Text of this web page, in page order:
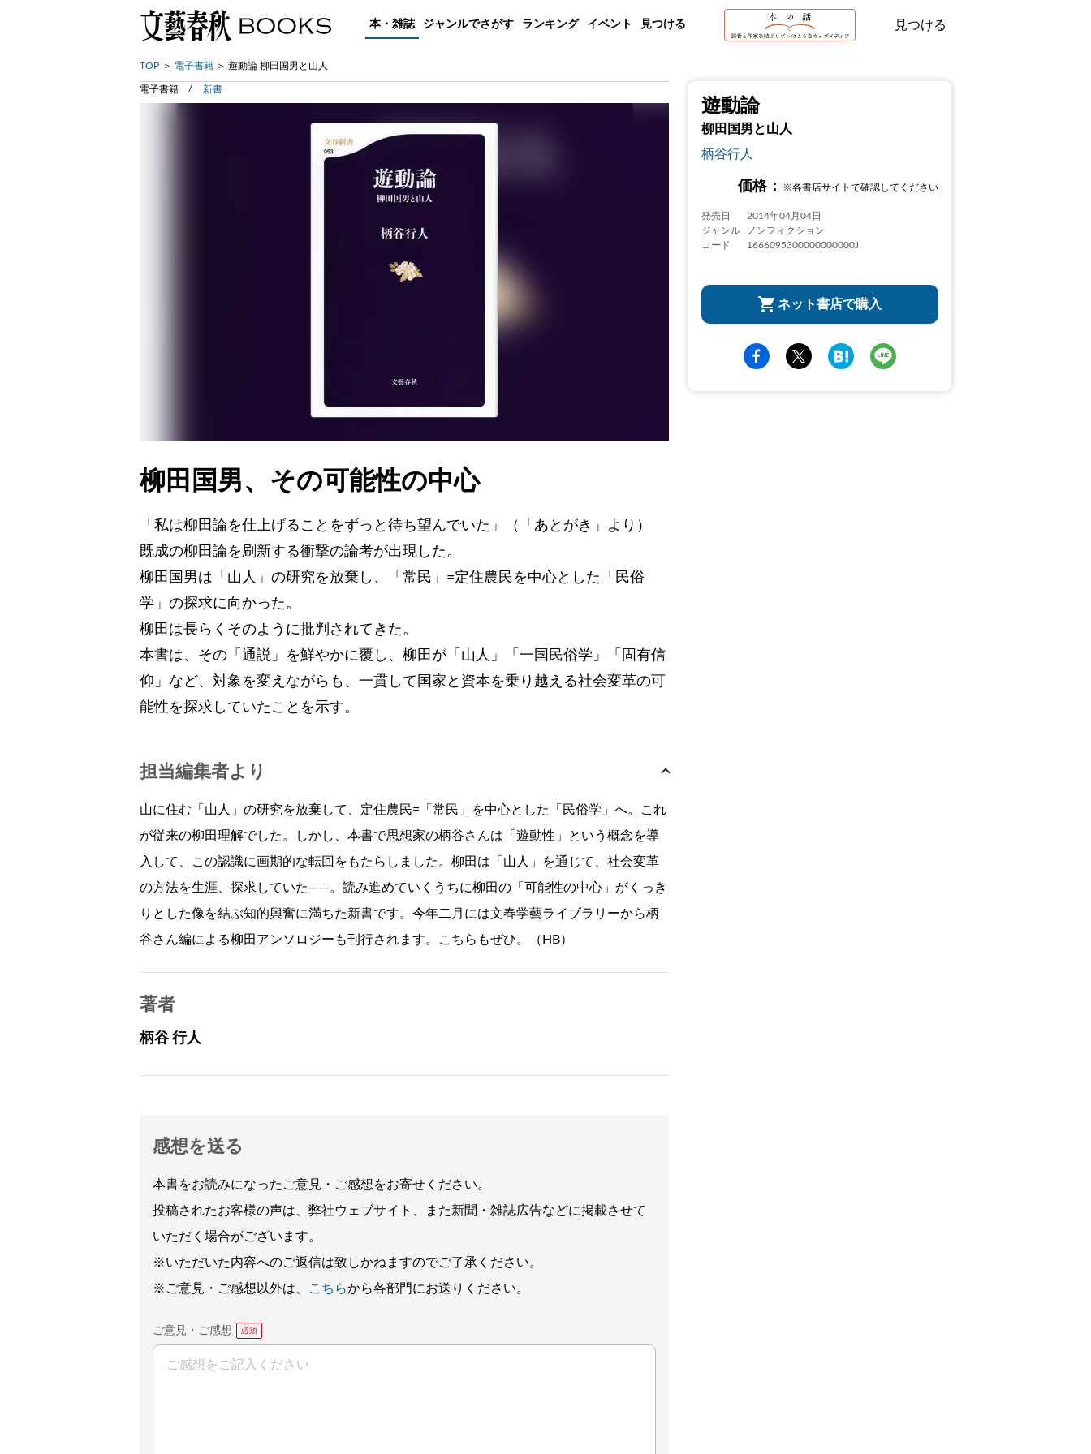
本・雑誌 ジャンルでさがす ランキング イベント 見つける 見つける
TOP 電子書籍 遊動論 柳田国男と山人
遊動論
柳田国男と山人
柄谷行人
価格： ※各書店サイトで確認してください
発売日
2014年04月04日
ジャンル
ノンフィクション
コード
1666095300000000000J
ネット書店で購入
電子書籍 新書
柳田国男、その可能性の中心
「私は柳田論を仕上げることをずっと待ち望んでいた」（「あとがき」より）
既成の柳田論を刷新する衝撃の論考が出現した。
柳田国男は「山人」の研究を放棄し、「常民」=定住農民を中心とした「民俗
学」の探求に向かった。
柳田は長らくそのように批判されてきた。
本書は、その「通説」を鮮やかに覆し、柳田が「山人」「一国民俗学」「固有信
仰」など、対象を変えながらも、一貫して国家と資本を乗り越える社会変革の可
能性を探求していたことを示す。
担当編集者より
山に住む「山人」の研究を放棄して、定住農民=「常民」を中心とした「民俗学」へ。これ
が従来の柳田理解でした。しかし、本書で思想家の柄谷さんは「遊動性」という概念を導
入して、この認識に画期的な転回をもたらしました。柳田は「山人」を通じて、社会変革
の方法を生涯、探求していた――。読み進めていくうちに柳田の「可能性の中心」がくっき
りとした像を結ぶ知的興奮に満ちた新書です。今年二月には文春学藝ライブラリーから柄
谷さん編による柳田アンソロジーも刊行されます。こちらもぜひ。（HB）
著者
柄谷 行人
感想を送る
本書をお読みになったご意見・ご感想をお寄せください。
投稿されたお客様の声は、弊社ウェブサイト、また新聞・雑誌広告などに掲載させて
いただく場合がございます。
※いただいた内容へのご返信は致しかねますのでご了承ください。
※ご意見・ご感想以外は、
こちらから各部門にお送りください。
ご意見・ご感想